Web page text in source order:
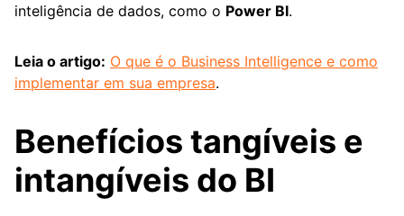
inteligência de dados, como o Power BI.
Leia o artigo: O que é o Business Intelligence e como
implementar em sua empresa.
Benefícios tangíveis e
intangíveis do BI